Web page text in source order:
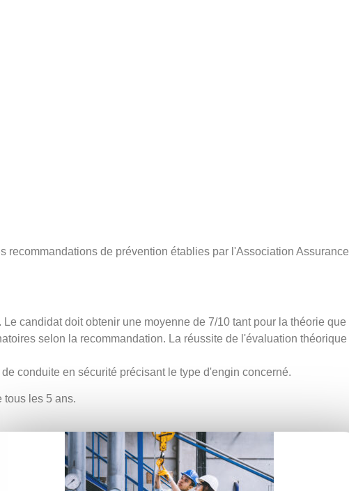
de prévention établies par l'Association Assurance
candidat doit obtenir une moyenne de 7/10 tant pour la théorie que
selon la recommandation. La réussite de l'évaluation théorique
conduite en sécurité précisant le type d'engin concerné.
tous les 5 ans.